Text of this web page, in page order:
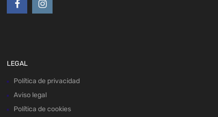
LEGAL
Política de privacidad
Aviso legal
Política de cookies